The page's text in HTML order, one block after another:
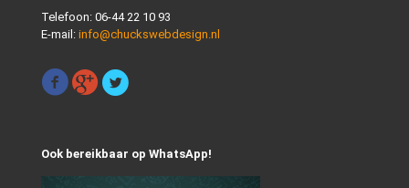
Telefoon: 06-44 22 10 93
E-mail: info@chuckswebdesign.nl
Ook bereikbaar op WhatsApp!